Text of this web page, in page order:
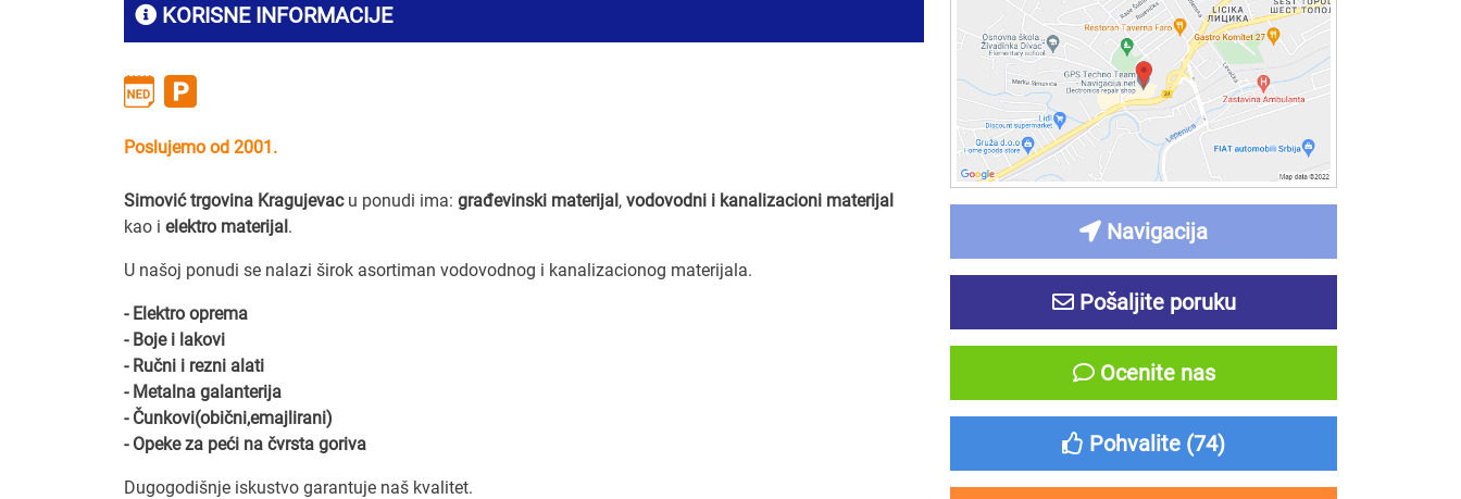
KORISNE INFORMACIJE
Poslujemo od 2001.
Simović trgovina Kragujevacu ponudi ima: građevinski materijal, vodovodni i kanalizacioni materijal
kao i elektro materijal.
U našoj ponudi se nalazi širok asortiman vodovodnog i kanalizacionog materijala.
- Elektro oprema
- Boje i lakovi
- Ručni i rezni alati
- Metalna galanterija
- Čunkovi(obični,emajlirani)
- Opeke za peći na čvrsta goriva
Dugogodišnje iskustvo garantuje naš kvalitet.
Navigacija
Pošaljite poruku
Ocenite nas
Pohvalite (74)